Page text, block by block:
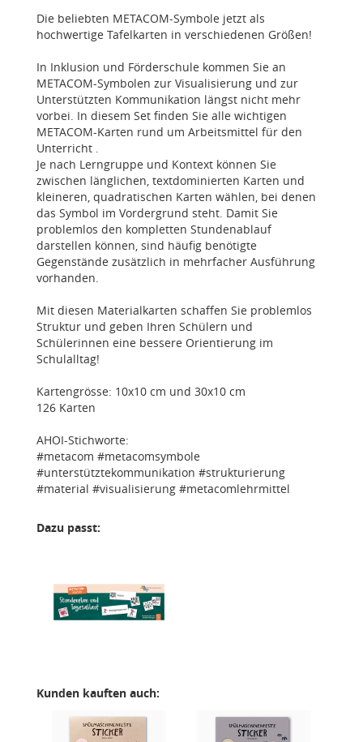
Die beliebten METACOM-Symbole jetzt als
hochwertige Tafelkarten in verschiedenen Größen!
In Inklusion und Förderschule kommen Sie an
METACOM-Symbolen zur Visualisierung und zur
Unterstützten Kommunikation längst nicht mehr
vorbei. In diesem Set finden Sie alle wichtigen
METACOM-Karten rund um Arbeitsmittel für den
Unterricht .
Je nach Lerngruppe und Kontext können Sie
zwischen länglichen, textdominierten Karten und
kleineren, quadratischen Karten wählen, bei denen
das Symbol im Vordergrund steht. Damit Sie
problemlos den kompletten Stundenablauf
darstellen können, sind häufig benötigte
Gegenstände zusätzlich in mehrfacher Ausführung
vorhanden.
Mit diesen Materialkarten schaffen Sie problemlos
Struktur und geben Ihren Schülern und
Schülerinnen eine bessere Orientierung im
Schulalltag!
Kartengrösse: 10x10 cm und 30x10 cm
126 Karten
AHOI-Stichworte:
#metacom #metacomsymbole
#unterstütztekommunikation #strukturierung
#material #visualisierung #metacomlehrmittel
Dazu passt:
Kunden kauften auch: